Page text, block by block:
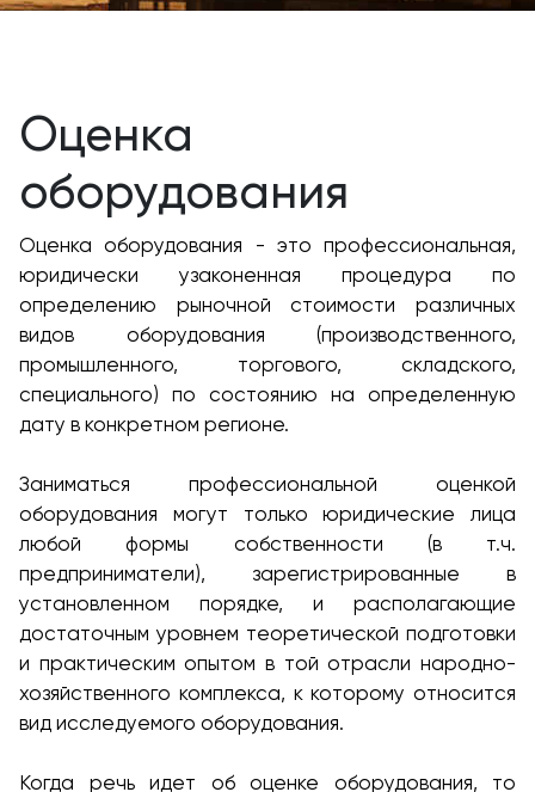
Оценка
оборудования
Оценка оборудования - это профессиональная,
юридически узаконенная процедура по
определению рыночной стоимости различных
видов оборудования (производственного,
промышленного, торгового, складского,
специального) по состоянию на определенную
дату в конкретном регионе.
Заниматься профессиональной оценкой
оборудования могут только юридические лица
любой формы собственности (в т.ч.
предприниматели), зарегистрированные в
установленном порядке, и располагающие
достаточным уровнем теоретической подготовки
и практическим опытом в той отрасли народно-
хозяйственного комплекса, к которому относится
вид исследуемого оборудования.
Когда речь идет об оценке оборудования, то